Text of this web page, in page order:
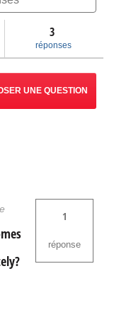
3
réponses
UNE QUESTION
1
réponse